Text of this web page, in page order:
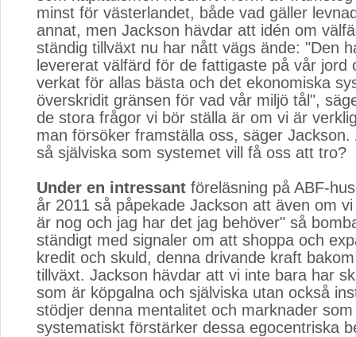
minst för västerlandet, både vad gäller
annat, men Jackson hävdar att idén om
ständig tillväxt nu har nått vägs ände: "Den
levererat välfärd för de fattigaste på vår jord
verkat för allas bästa och det ekonomiska
överskridit gränsen för vad vår miljö tål",
de stora frågor vi bör ställa är om vi är
man försöker framställa oss, säger Jackson.
så själviska som systemet vill få oss att tro?
Under en intressant föreläsning på ABF-
år 2011 så påpekade Jackson att även om
är nog och jag har det jag behöver" så
ständigt med signaler om att shoppa och
kredit och skuld, denna drivande kraft
tillväxt. Jackson hävdar att vi inte bara har
som är köpgalna och själviska utan också
stödjer denna mentalitet och marknader
systematiskt förstärker dessa egocentriska